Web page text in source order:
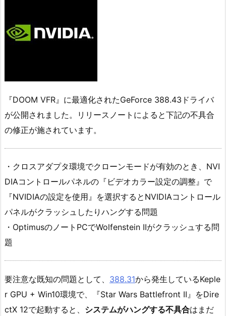
『DOOM VFR』に最適化されたGeForce 388.43ドライバ
が公開されました。リリースノートによると下記の不具合
の修正が施されています。
・クロスアダプタ環境でクローンモードが有効のとき、NVI
DIAコントロールパネルの『ビデオカラー設定の調整』で
『NVIDIAの設定を使用』を選択するとNVIDIAコントロール
パネルがクラッシュしたりハングする問題
・OptimusのノートPCでWolfenstein IIがクラッシュする問
題
要注意な既知の問題として、 388.31から発生しているKeple
r GPU + Win10環境で、『Star Wars Battlefront II』をDire
ctX 12で起動すると、 システムがハングする不具合はまだ